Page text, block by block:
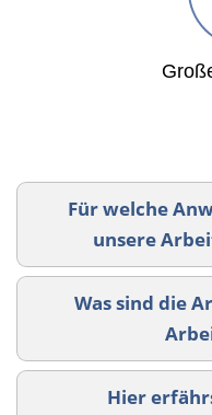
Für welche
unsere
Was sind die
Hier